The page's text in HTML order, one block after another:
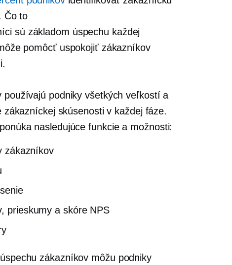
Čo to
sú základom úspechu každej
pomôcť uspokojiť zákazníkov
podniky všetkých veľkostí a
skúsenosti v každej fáze.
nasledujúce funkcie a možnosti:
zákazníkov
prieskumy a skóre NPS
zákazníkov môžu podniky